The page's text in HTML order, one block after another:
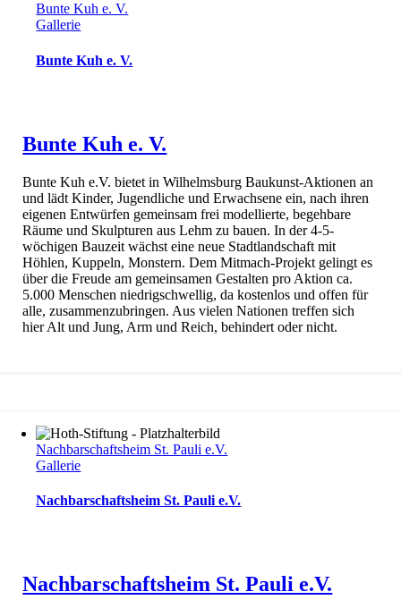
Bunte Kuh e. V.
Gallerie
Bunte Kuh e. V.
Bunte Kuh e. V.
Bunte Kuh e.V. bietet in Wilhelmsburg Baukunst-Aktionen an
und lädt Kinder, Jugendliche und Erwachsene ein, nach ihren
eigenen Entwürfen gemeinsam frei modellierte, begehbare
Räume und Skulpturen aus Lehm zu bauen. In der 4-5-
wöchigen Bauzeit wächst eine neue Stadtlandschaft mit
Höhlen, Kuppeln, Monstern. Dem Mitmach-Projekt gelingt es
über die Freude am gemeinsamen Gestalten pro Aktion ca.
5.000 Menschen niedrigschwellig, da kostenlos und offen für
alle, zusammenzubringen. Aus vielen Nationen treffen sich
hier Alt und Jung, Arm und Reich, behindert oder nicht.
Nachbarschaftsheim St. Pauli e.V.
Gallerie
Nachbarschaftsheim St. Pauli e.V.
Nachbarschaftsheim St. Pauli e.V.